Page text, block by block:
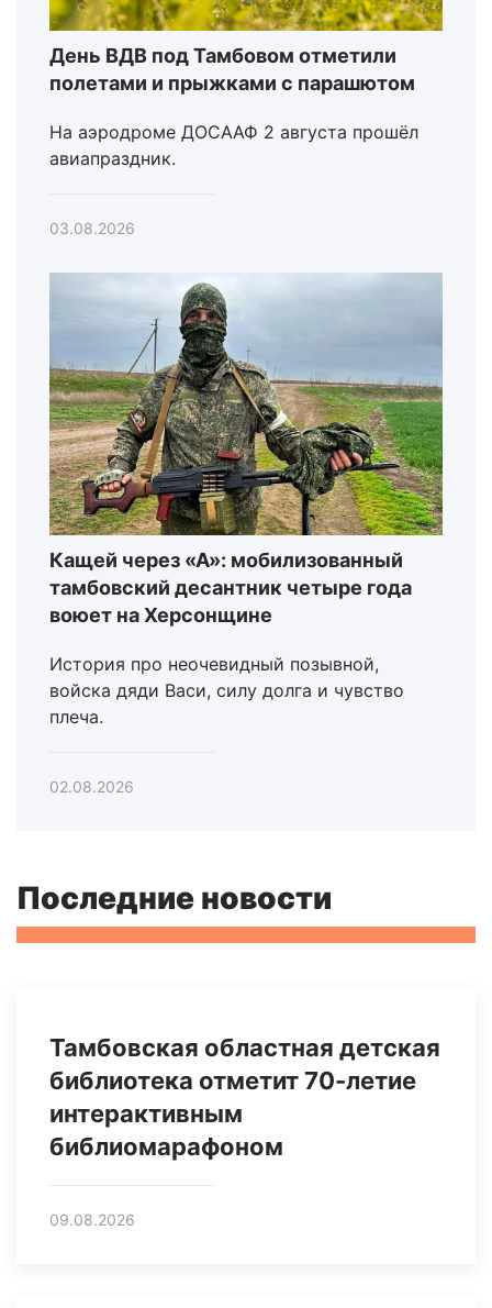
День ВДВ под Тамбовом отметили
полетами и прыжками с парашютом
На аэродроме ДОСААФ 2 августа прошёл
авиапраздник.
03.08.2026
Кащей через «А»: мобилизованный
тамбовский десантник четыре года
воюет на Херсонщине
История про неочевидный позывной,
войска дяди Васи, силу долга и чувство
плеча.
02.08.2026
Последние новости
Тамбовская областная детская
библиотека отметит 70-летие
интерактивным
библиомарафоном
09.08.2026